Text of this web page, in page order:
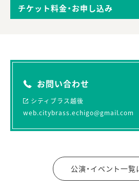
チケット料金・お申し込み
お問い合わせ
シティブラス越後
web.citybrass.echigo@gmail.com
公演・イベント一覧